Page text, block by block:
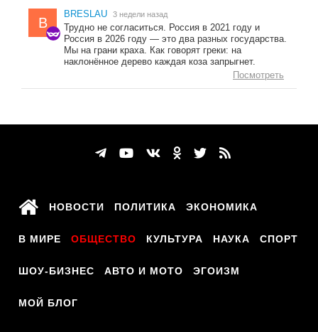
B
BRESLAU 3 недели назад
Трудно не согласиться. Россия в 2021 году и
Россия в 2026 году — это два разных государства.
Мы на грани краха. Как говорят греки: на
наклонённое дерево каждая коза запрыгнет.
Посмотреть
НОВОСТИ ПОЛИТИКА ЭКОНОМИКА
В МИРЕ ОБЩЕСТВО КУЛЬТУРА НАУКА СПОРТ
ШОУ-БИЗНЕС АВТО И МОТО ЭГОИЗМ
МОЙ БЛОГ